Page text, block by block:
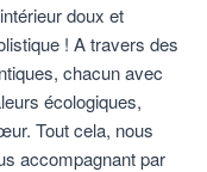
doux et
! A travers des
chacun avec
écologiques,
Tout cela, nous
accompagnant par